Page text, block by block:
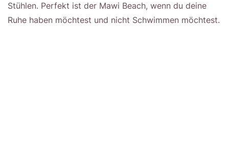
Stühlen. Perfekt ist der Mawi Beach, wenn du deine
Ruhe haben möchtest und nicht Schwimmen möchtest.